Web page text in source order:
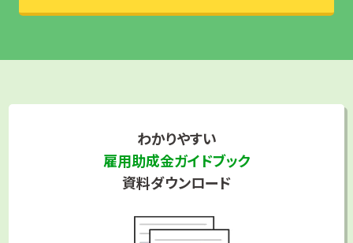
取り扱う個人情報はその利用目的をできるだけ特定の上、ご本
三者への提供はいたしません。
(1) 当社が利用目的の達成に必要な範囲内において個
人情報の取扱いの全部または一部を委託する場合
(2) 合併その他の事由による事業の承継に伴って個人情
(3) 当社が広告の最適化のために個人情報を提供する
わかりやすい
雇用助成金ガイドブック
資料ダウンロード